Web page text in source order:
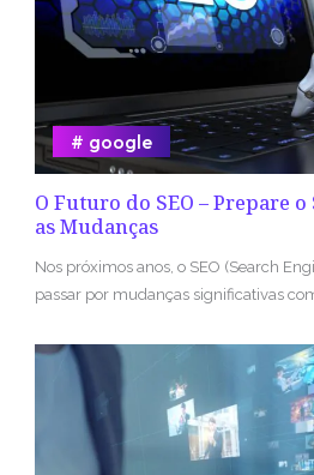
O Futuro do SEO – Prepare
as Mudanças
google
Nos próximos anos, o SEO (Search
passar por mudanças significativas